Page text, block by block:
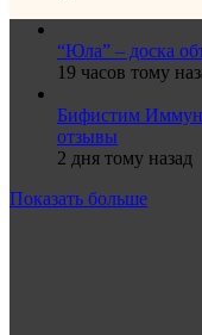
“Юла” – доска
19 часов тому
Бифистим
отзывы
2 дня тому назад
Показать больше